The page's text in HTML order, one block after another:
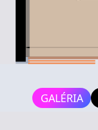
GALÉRIA